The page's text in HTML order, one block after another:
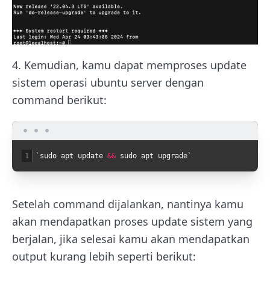
4. Kemudian, kamu dapat memproses update
sistem operasi ubuntu server dengan
command berikut:
1 ` sudo apt update && sudo apt upgrade`
Setelah command dijalankan, nantinya kamu
akan mendapatkan proses update sistem yang
berjalan, jika selesai kamu akan mendapatkan
output kurang lebih seperti berikut: